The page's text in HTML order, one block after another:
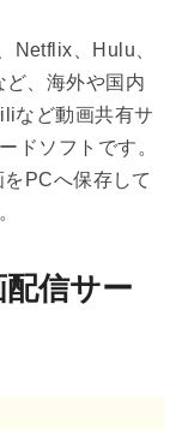
Netflix、Hulu、
、海外や国内
など動画共有サ
ドソフトです。
PCへ保存して
信サー